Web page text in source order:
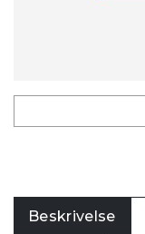
Beskrivelse